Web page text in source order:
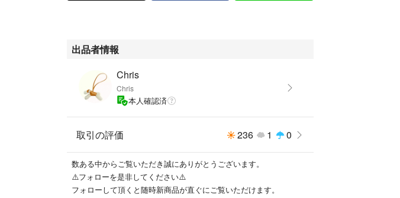
出品者情報
Chris
Chris
本人確認済
取引の評価 236 1 0
数ある中からご覧いただき誠にありがとうございます。
⚠️フォローを是非してください⚠️
フォローして頂くと随時新商品が直ぐにご覧いただけます。